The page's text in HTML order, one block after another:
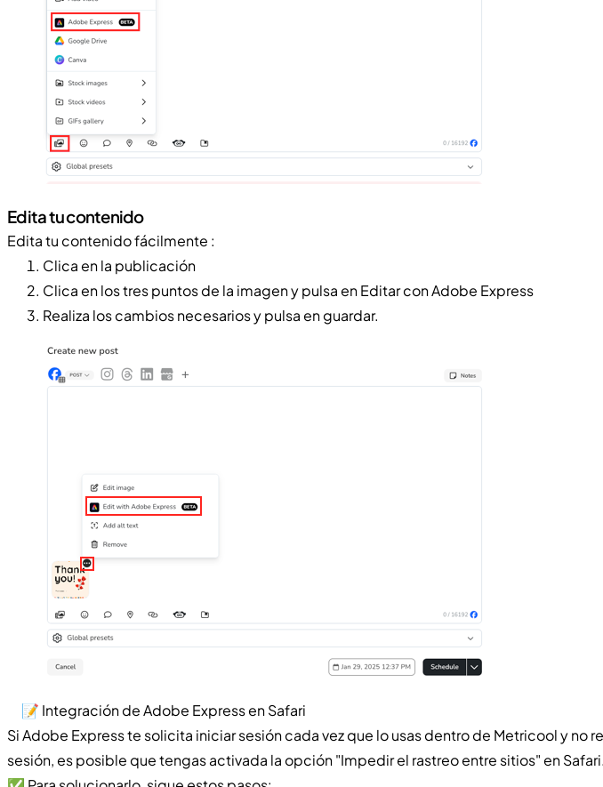
Edita tu contenido
Edita tu contenido fácilmente :
Clica en la publicación
Clica en los tres puntos de la imagen y pulsa en Editar con Adobe Express
Realiza los cambios necesarios y pulsa en guardar.
📝 Integración de Adobe Express en Safari
Si Adobe Express te solicita iniciar sesión cada vez que lo usas dentro de Metricool y no
sesión, es posible que tengas activada la opción "Impedir el rastreo entre sitios" en Safari.